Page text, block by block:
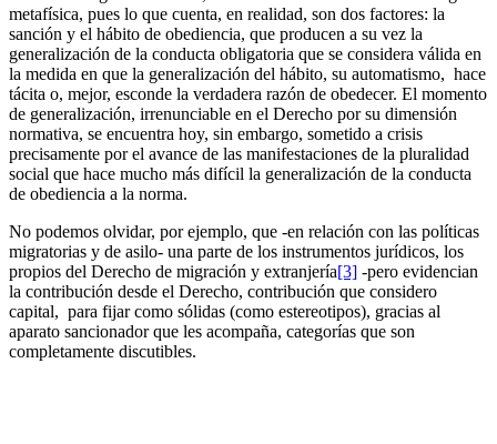
metafísica, pues lo que cuenta, en realidad, son dos factores: la
sanción y el hábito de obediencia, que producen a su vez la
generalización de la conducta obligatoria que se considera válida en
la medida en que la generalización del hábito, su automatismo, hace
tácita o, mejor, esconde la verdadera razón de obedecer. El momento
de generalización, irrenunciable en el Derecho por su dimensión
normativa, se encuentra hoy, sin embargo, sometido a crisis
precisamente por el avance de las manifestaciones de la pluralidad
social que hace mucho más difícil la generalización de la conducta
de obediencia a la norma.
No podemos olvidar, por ejemplo, que -en relación con las políticas
migratorias y de asilo- una parte de los instrumentos jurídicos, los
propios del Derecho de migración y extranjería[3] -pero evidencian
la contribución desde el Derecho, contribución que considero
capital, para fijar como sólidas (como estereotipos), gracias al
aparato sancionador que les acompaña, categorías que son
completamente discutibles.